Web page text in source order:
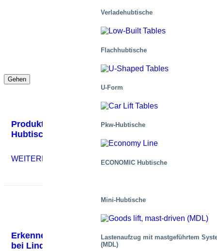
Verladehubtische
Flachhubtische
U-Form
Pkw-Hubtische
ECONOMIC Hubtische
Mini-Hubtische
Lastenaufzug mit mastgeführtem
(MDL)
Gehen
Produktivitätssteigerung bei Eksjöhus mit neuem
Hubtisch
WEITERLESEN
Erkennen von Möglichkeiten für mehr Sicherheit
bei Lindab Steel